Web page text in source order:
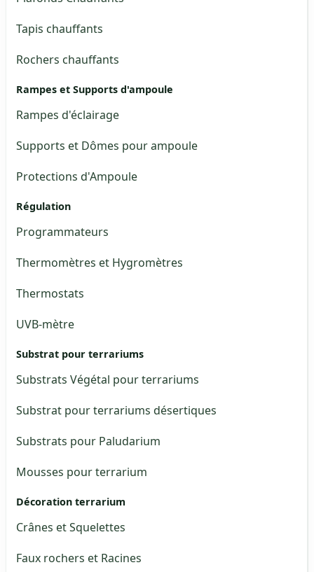
Tapis chauffants
Rochers chauffants
Rampes et Supports d'ampoule
Rampes d'éclairage
Supports et Dômes pour ampoule
Protections d'Ampoule
Régulation
Programmateurs
Thermomètres et Hygromètres
Thermostats
UVB-mètre
Substrat pour terrariums
Substrats Végétal pour terrariums
Substrat pour terrariums désertiques
Substrats pour Paludarium
Mousses pour terrarium
Décoration terrarium
Crânes et Squelettes
Faux rochers et Racines